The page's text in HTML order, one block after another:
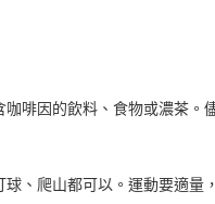
啡因的飲料、食物或濃茶。
、爬山都可以。運動要適量